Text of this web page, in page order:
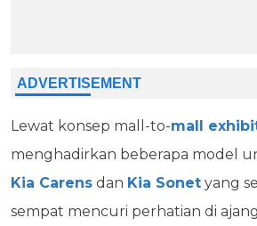
Lewat konsep mall-to-mall
menghadirkan beberapa model
Kia Carens dan Kia Sonet yang
sempat mencuri perhatian di